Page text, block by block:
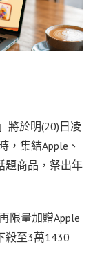
將於明(20)日凌
，集結Apple、
題商品，祭出年
限量加贈Apple
殺至3萬1430